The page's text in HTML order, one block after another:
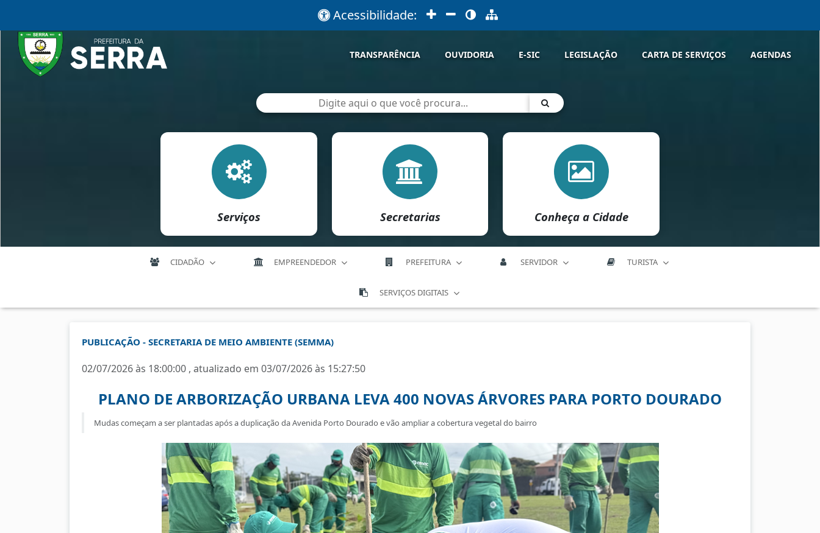
Acessibilidade:
TRANSPARÊNCIA OUVIDORIA E-SIC LEGISLAÇÃO CARTA DE SERVIÇOS AGENDAS
Serviços Secretarias Conheça a Cidade
CIDADÃO EMPREENDEDOR PREFEITURA SERVIDOR TURISTA
SERVIÇOS DIGITAIS
PUBLICAÇÃO - SECRETARIA DE MEIO AMBIENTE (SEMMA)
02/07/2026 às 18:00:00 , atualizado em 03/07/2026 às 15:27:50
PLANO DE ARBORIZAÇÃO URBANA LEVA 400 NOVAS ÁRVORES PARA PORTO DOURADO
Mudas começam a ser plantadas após a duplicação da Avenida Porto Dourado e vão ampliar a cobertura vegetal do bairro